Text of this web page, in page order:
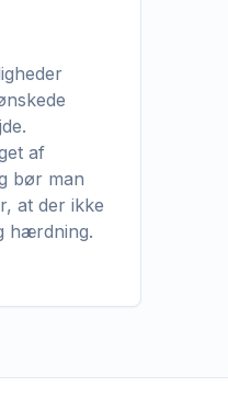
af
bør man
at der ikke
hærdning.